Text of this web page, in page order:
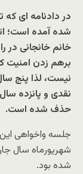
در دادنامه ای
شده آمده است؛
خانم خانجانی در
برهم زدن امنیت
نیست، لذا پنج
نقدی و پانزده
حذف شده است.
جلسه واخواهی
شهریورماه سال
شده بود.